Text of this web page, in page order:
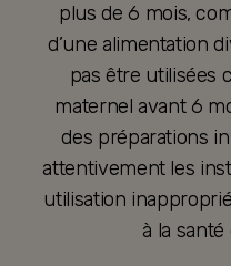
plus de 6 mois,
d’une alimentation
pas être utilisées
maternel avant 6
des préparations
attentivement les
utilisation
à la